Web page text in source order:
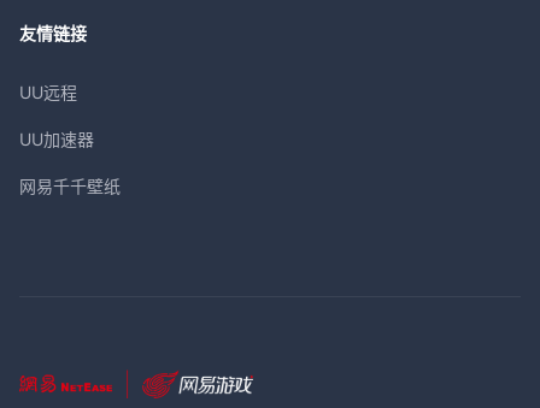
友情链接
UU远程
UU加速器
网易千千壁纸